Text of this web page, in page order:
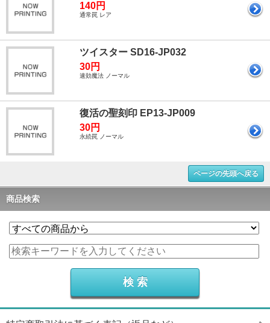
140円
通常罠 レア
ツイスター SD16-JP032
30円
速効魔法 ノーマル
復活の聖刻印 EP13-JP009
30円
永続罠 ノーマル
ページの先頭へ戻る
商品検索